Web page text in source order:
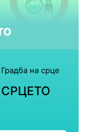
Градба на срце